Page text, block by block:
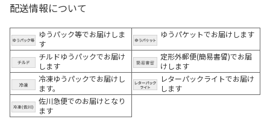
配送情報について
ゆうパック等でお届けしま
す
ゆうパケットでお届けします
チルドゆうパックでお届け
します
定形外郵便(簡易書留)でお届
けします
冷凍ゆうパックでお届けし
ます。
レターパックライトでお届け
します
佐川急便でのお届けとなり
ます